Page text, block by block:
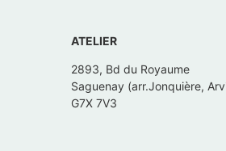
ATELIER
2893, Bd du Royaume
Saguenay (arr.Jonquière,
G7X 7V3